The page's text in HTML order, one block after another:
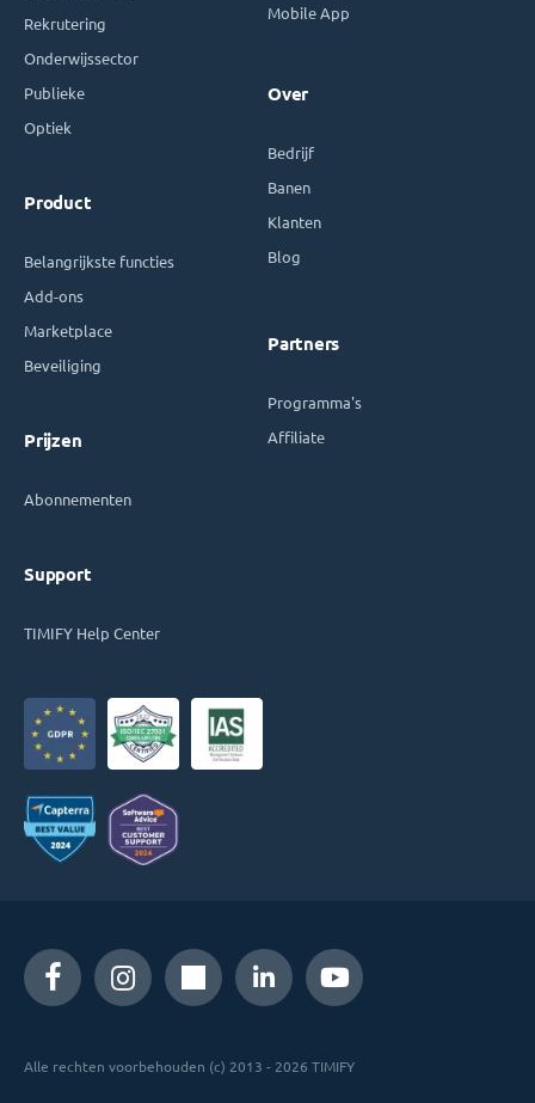
Rekrutering
Onderwijssector
Publieke
Optiek
Product
Belangrijkste functies
Add-ons
Marketplace
Beveiliging
Prijzen
Abonnementen
Support
TIMIFY Help Center
Mobile App
Over
Bedrijf
Banen
Klanten
Blog
Partners
Programma's
Affiliate
Alle rechten voorbehouden (c) 2013 - 2026 TIMIFY